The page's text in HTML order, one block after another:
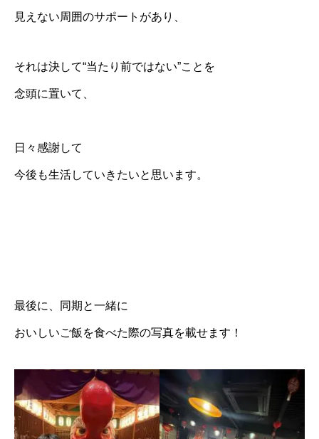
見えない周囲のサポートがあり、
それは決して“当たり前ではない”ことを
念頭に置いて、
日々感謝して
今後も生活していきたいと思います。
最後に、同期と一緒に
おいしいご飯を食べた際の写真を載せます！